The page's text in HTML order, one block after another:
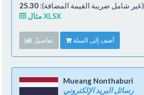
شامل ضريبة القيمة المضافة):
مثال XLSX
تفاصيل أضف إلى السلة
Mueang Nonthaburi
رسائل البريد الإلكتروني